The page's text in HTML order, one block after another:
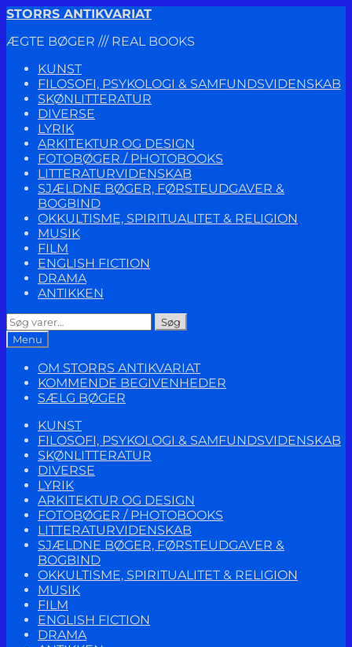
Spring
navigation
Spring
indhold
STORRS ANTIKVARIAT
ÆGTE BØGER /// REAL BOOKS
KUNST
FILOSOFI, PSYKOLOGI & SAMFUNDSVIDENSKAB
SKØNLITTERATUR
DIVERSE
LYRIK
ARKITEKTUR OG DESIGN
FOTOBØGER / PHOTOBOOKS
LITTERATURVIDENSKAB
SJÆLDNE BØGER, FØRSTEUDGAVER &
BOGBIND
OKKULTISME, SPIRITUALITET & RELIGION
MUSIK
FILM
ENGLISH FICTION
DRAMA
ANTIKKEN
Søg
efter:
Søg
Menu
OM STORRS ANTIKVARIAT
KOMMENDE BEGIVENHEDER
SÆLG BØGER
KUNST
FILOSOFI, PSYKOLOGI & SAMFUNDSVIDENSKAB
SKØNLITTERATUR
DIVERSE
LYRIK
ARKITEKTUR OG DESIGN
FOTOBØGER / PHOTOBOOKS
LITTERATURVIDENSKAB
SJÆLDNE BØGER, FØRSTEUDGAVER &
BOGBIND
OKKULTISME, SPIRITUALITET & RELIGION
MUSIK
FILM
ENGLISH FICTION
DRAMA